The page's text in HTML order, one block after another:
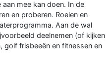
mee kan doen. In de
en proberen. Roeien en
Aan de wal
deelnemen (of kijken
golf frisbeeën en fitnessen en